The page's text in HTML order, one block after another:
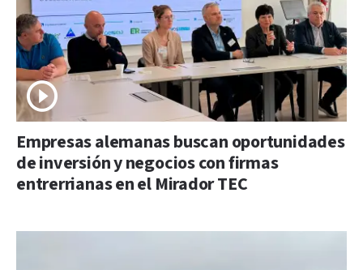
Empresas alemanas buscan oportunidades
de inversión y negocios con firmas
entrerrianas en el Mirador TEC